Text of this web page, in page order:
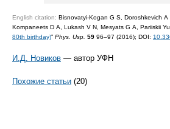
English citation: Bisnovatyi-Kogan G S, Doroshkevich
Kompaneets D A, Lukash V N, Mesyats G A, Pariiskii
80th birthday)” Phys. Usp. 59 96–97 (2016); DOI:
И.Д. Новиков — автор УФН
Похожие статьи (20)